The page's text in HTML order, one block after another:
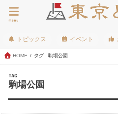
menu
トピックス イベント
HOME タグ : 駒場公園
TAG
駒場公園